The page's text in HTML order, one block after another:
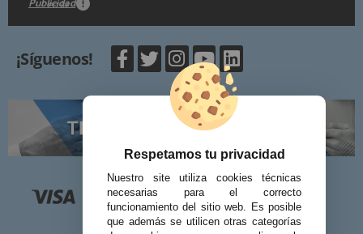
en la
Publicidad
.
¡Síguenos!
Respetamos tu privacidad
Nuestro site utiliza cookies técnicas
necesarias para el correcto
funcionamiento del sitio web. Es posible
que además se utilicen otras categorías